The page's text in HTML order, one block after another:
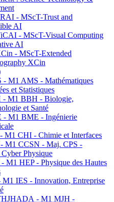
- MScT-Trust and
AI
- MScT-Visual Computing
AI
- MScT-Extended
XCin
M1 AMS - Mathématiques
et Statistiques
- M1 BBH - Biologie,
et Santé
- M1 BME - Ingénierie
M1 CHI - Chimie et Interfaces
M1 CCSN - Maj. CPS -
Cyber Physique
M1 HEP - Physique des Hautes
IES - Innovation, Entreprise
- M1 MJH -